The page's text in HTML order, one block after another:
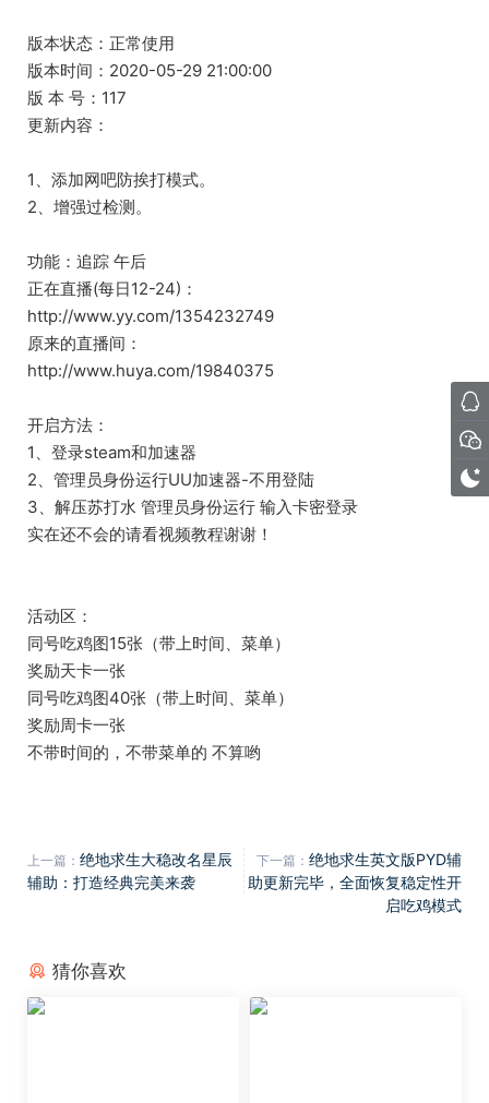
版本状态：正常使用
版本时间：2020-05-29 21:00:00
版 本 号：117
更新内容：
1、添加网吧防挨打模式。
2、增强过检测。
功能：追踪 午后
正在直播(每日12-24)：
http://www.yy.com/1354232749
原来的直播间：
http://www.huya.com/19840375
开启方法：
1、登录steam和加速器
2、管理员身份运行UU加速器-不用登陆
3、解压苏打水 管理员身份运行 输入卡密登录
实在还不会的请看视频教程谢谢！
活动区：
同号吃鸡图15张（带上时间、菜单）
奖励天卡一张
同号吃鸡图40张（带上时间、菜单）
奖励周卡一张
不带时间的，不带菜单的 不算哟
上一篇： 绝地求生大稳改名星辰
辅助：打造经典完美来袭
下一篇： 绝地求生英文版PYD辅
助更新完毕，全面恢复稳定性开
启吃鸡模式
猜你喜欢